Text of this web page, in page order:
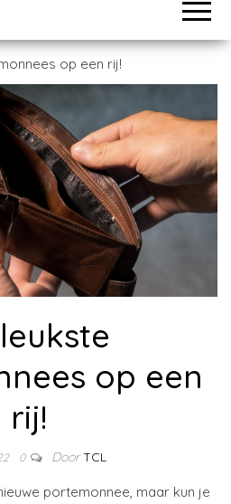
op een rij!
op een
rij!
0 Door TCL
portemonnee, maar kun je